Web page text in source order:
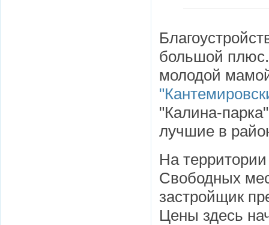
большой
молодой
"Калина-
лучшие в
На
Свободных
застройщик
Цены здесь